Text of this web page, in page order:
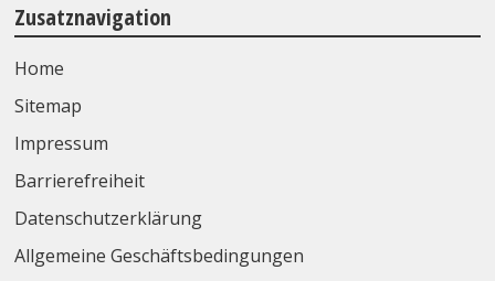
Zusatznavigation
Home
Sitemap
Impressum
Barrierefreiheit
Datenschutzerklärung
Allgemeine Geschäftsbedingungen